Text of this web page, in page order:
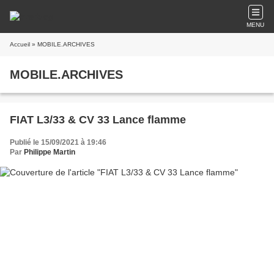
MENU
Accueil » MOBILE.ARCHIVES
MOBILE.ARCHIVES
FIAT L3/33 & CV 33 Lance flamme
Publié le 15/09/2021 à 19:46
Par Philippe Martin